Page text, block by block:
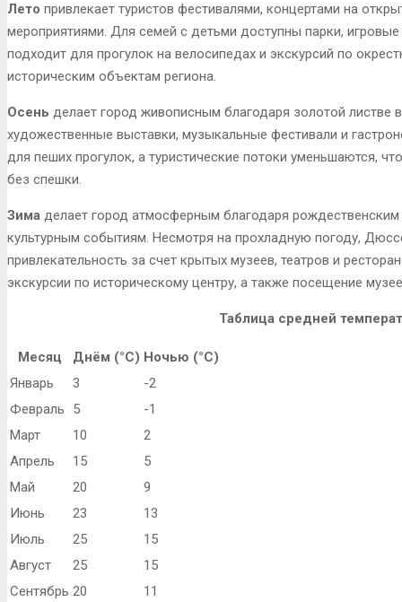
Лето привлекает туристов фестивалями, концертами на
мероприятиями. Для семей с детьми доступны парки,
подходит для прогулок на велосипедах и экскурсий по
историческим объектам региона.
Осень делает город живописным благодаря золотой листве
художественные выставки, музыкальные фестивали и
для пеших прогулок, а туристические потоки уменьшаются,
без спешки.
Зима делает город атмосферным благодаря
культурным событиям. Несмотря на прохладную погоду,
привлекательность за счет крытых музеев, театров и
экскурсии по историческому центру, а также посещение
Таблица средней
Месяц Днём (°C) Ночью (°C)
Январь
3
-2
Февраль
5
-1
Март
10
2
Апрель
15
5
Май
20
9
Июнь
23
13
Июль
25
15
Август
25
15
Сентябрь 20
11